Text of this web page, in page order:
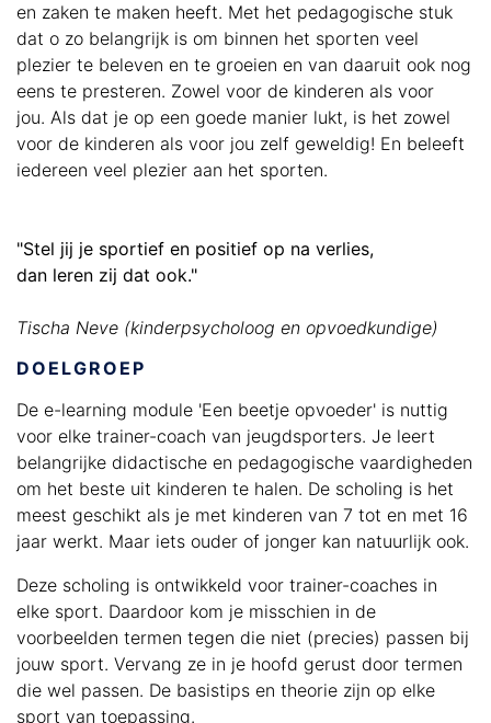
en zaken te maken heeft. Met het pedagogische stuk
dat o zo belangrijk is om binnen het sporten veel
plezier te beleven en te groeien en van daaruit ook nog
eens te presteren. Zowel voor de kinderen als voor
jou. Als dat je op een goede manier lukt, is het zowel
voor de kinderen als voor jou zelf geweldig! En beleeft
iedereen veel plezier aan het sporten.
"Stel jij je sportief en positief op na verlies,
dan leren zij dat ook."
Tischa Neve (kinderpsycholoog en opvoedkundige)
DOELGROEP
De e-learning module 'Een beetje opvoeder' is nuttig
voor elke trainer-coach van jeugdsporters. Je leert
belangrijke didactische en pedagogische vaardigheden
om het beste uit kinderen te halen. De scholing is het
meest geschikt als je met kinderen van 7 tot en met 16
jaar werkt. Maar iets ouder of jonger kan natuurlijk ook.
Deze scholing is ontwikkeld voor trainer-coaches in
elke sport. Daardoor kom je misschien in de
voorbeelden termen tegen die niet (precies) passen bij
jouw sport. Vervang ze in je hoofd gerust door termen
die wel passen. De basistips en theorie zijn op elke
sport van toepassing.